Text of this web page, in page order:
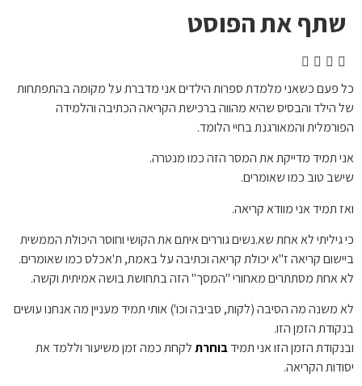
שתף את הפוסט
כל פעם כשאני מלמדת ספרות הילדים אני מדברת על מקומה בהתפתחות
של הילד והבסיס שהיא מהווה ברכישת הקריאה הכתיבה והלמידה
הפורמלית והמאורגנת בחיי הלומד.
אני תמיד מדייקת את המסר הזה כמו מנטרה.
שישב טוב כמו שאומרים.
ואז תמיד אני מוודא קריאה.
כי גיליתי לא אחת שא.נשים גוררים איתם את הקושי וחוסר היכולת הממשית
ביישום קריאה ז"א יכולת קריאה וכתיבה על באמת, ת'אכלס כמו שאומרים.
לא אחת מסתתרים מאחורי "המסך" הזה בתחושת בושה אמיתית וקשה.
לא משנה מה הסיבה (לקות, סביבה וכו') אותי תמיד מעניין מה אנחנו עושים
בנקודת הזמן הזו.
ובנקודת הזמן הזו אני תמידבוחרתלקחת כמה זמן משיעור וללמד את
יסודות הקריאה.